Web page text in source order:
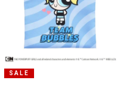
SALE